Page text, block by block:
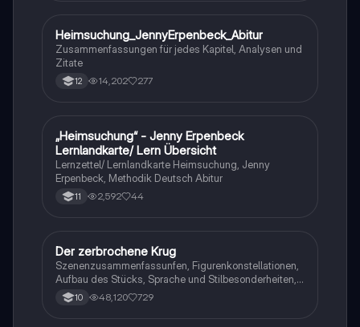
Deutsch
Heimsuchung_JennyErpenbeck_Abitur
Zusammenfassungen für jedes Kapitel, Analysen und
Zitate
12 14,202 277
Deutsch
„Heimsuchung“ - Jenny Erpenbeck
Lernlandkarte/ Lern Übersicht
Lernzettel/ Lernlandkarte Heimsuchung, Jenny
Erpenbeck, Methodik Deutsch Abitur
11 2,592 44
Deutsch
Der zerbrochene Krug
Szenenzusammenfassunfen, Figurenkonstellationen,
Aufbau des Stücks, Sprache und Stilbesonderheiten,
Aussageabsicht, Thematik, Interpretation
10 48,120 729